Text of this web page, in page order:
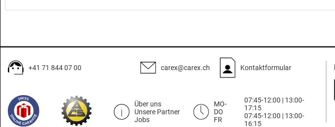
+41 71 844 07 00 carex@carex.ch Kontaktformular
Über uns
Unsere Partner
Jobs
MO-
DO
FR
07:45-12:00 | 13:00-
17:15
07:45-12:00 | 13:00-
16:15